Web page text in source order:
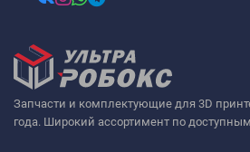
Запчасти и комплектующие для 3D
года. Широкий ассортимент по